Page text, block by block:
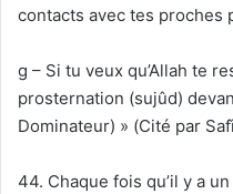
contacts avec tes proches
g – Si tu veux qu’Allah te
prosternation (sujûd)
Dominateur) » (Cité par
44. Chaque fois qu’il y a